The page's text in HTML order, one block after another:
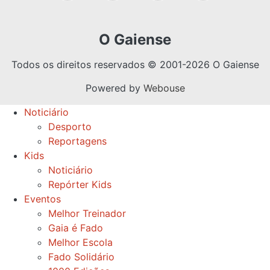
O Gaiense
Todos os direitos reservados © 2001-2026 O Gaiense
Powered by Webouse
Noticiário
Desporto
Reportagens
Kids
Noticiário
Repórter Kids
Eventos
Melhor Treinador
Gaia é Fado
Melhor Escola
Fado Solidário